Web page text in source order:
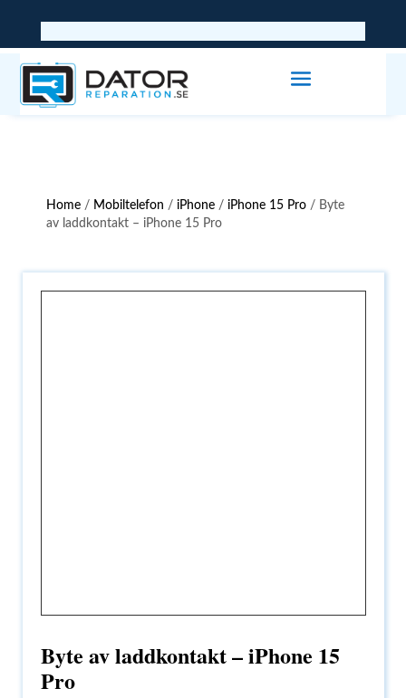
Home / Mobiltelefon / iPhone / iPhone 15 Pro / Byte
av laddkontakt – iPhone 15 Pro
Byte av laddkontakt – iPhone 15
Pro